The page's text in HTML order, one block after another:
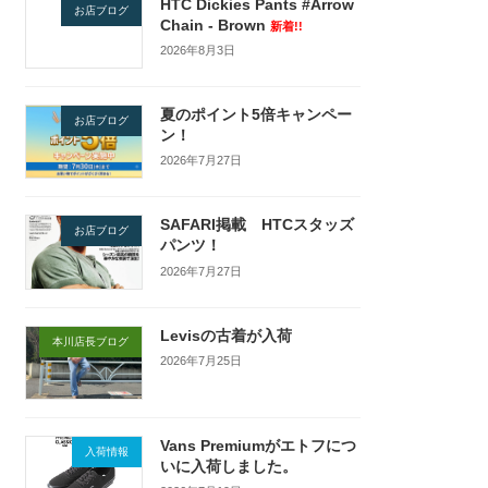
お店ブログ
HTC Dickies Pants #Arrow
Chain - Brown 新着!!
2026年8月3日
お店ブログ
夏のポイント5倍キャンペー
ン！
2026年7月27日
お店ブログ
SAFARI掲載 HTCスタッズ
パンツ！
2026年7月27日
本川店長ブログ Levisの古着が入荷
2026年7月25日
入荷情報
Vans Premiumがエトフにつ
いに入荷しました。